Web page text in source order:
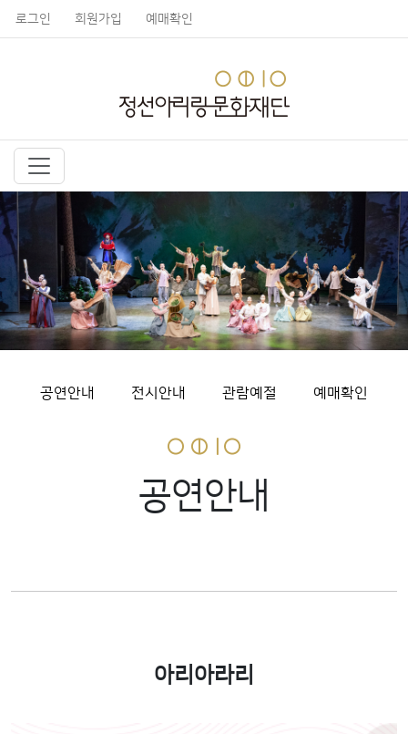
로그인 회원가입 예매확인
공연안내 전시안내 관람예절 예매확인
공연안내
아리아라리